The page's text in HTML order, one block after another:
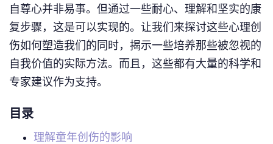
自尊心并非易事。但通过一些耐心、理解和坚实的康
复步骤，这是可以实现的。让我们来探讨这些心理创
伤如何塑造我们的同时，揭示一些培养那些被忽视的
自我价值的实际方法。而且，这些都有大量的科学和
专家建议作为支持。
目录
理解童年创伤的影响